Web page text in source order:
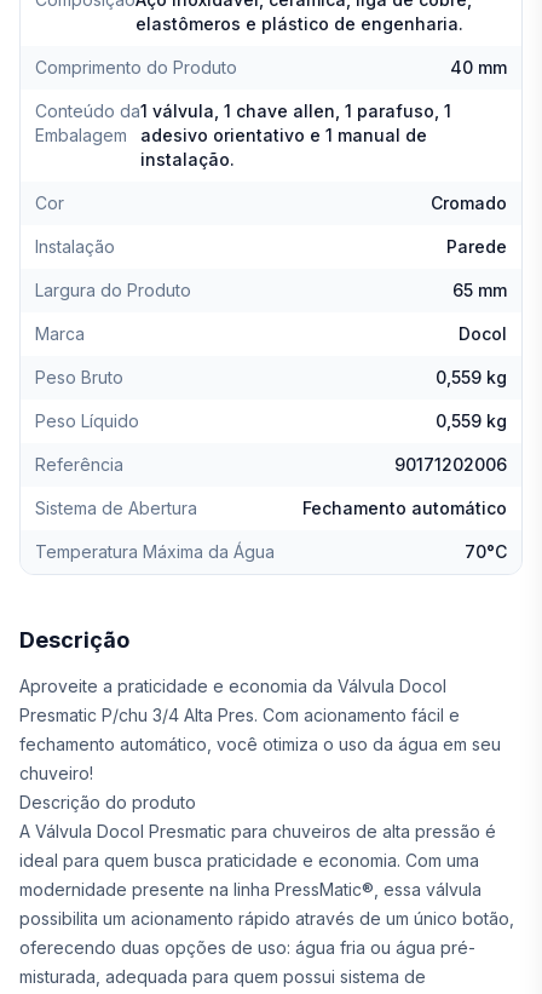
elastômeros e plástico de engenharia.
Comprimento do Produto 40 mm
Conteúdo da
Embalagem
1 válvula, 1 chave allen, 1 parafuso, 1
adesivo orientativo e 1 manual de
instalação.
Cor Cromado
Instalação Parede
Largura do Produto 65 mm
Marca Docol
Peso Bruto 0,559 kg
Peso Líquido 0,559 kg
Referência 90171202006
Sistema de Abertura Fechamento automático
Temperatura Máxima da Água 70°C
Descrição
Aproveite a praticidade e economia da Válvula Docol
Presmatic P/chu 3/4 Alta Pres. Com acionamento fácil e
fechamento automático, você otimiza o uso da água em seu
chuveiro!
Descrição do produto
A Válvula Docol Presmatic para chuveiros de alta pressão é
ideal para quem busca praticidade e economia. Com uma
modernidade presente na linha PressMatic®, essa válvula
possibilita um acionamento rápido através de um único botão,
oferecendo duas opções de uso: água fria ou água pré-
misturada, adequada para quem possui sistema de